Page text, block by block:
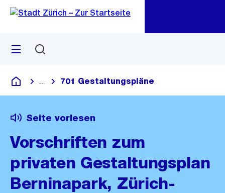
Navigation
Sprunglink
Menü
Deutsch
Blende alle Breadcrumbs ein
701 Gestaltungspläne
Seite vorlesen
Vorschriften zum
privaten Gestaltungsplan
Berninapark, Zürich-